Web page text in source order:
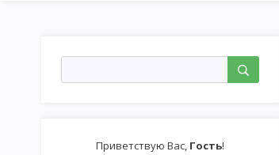
Приветствую Вас, Гость!